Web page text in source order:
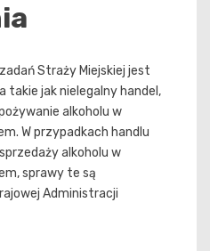
Straży Miejskiej jest
takie jak nielegalny handel,
alkoholu w
W przypadkach handlu
alkoholu w
sprawy te są
Administracji